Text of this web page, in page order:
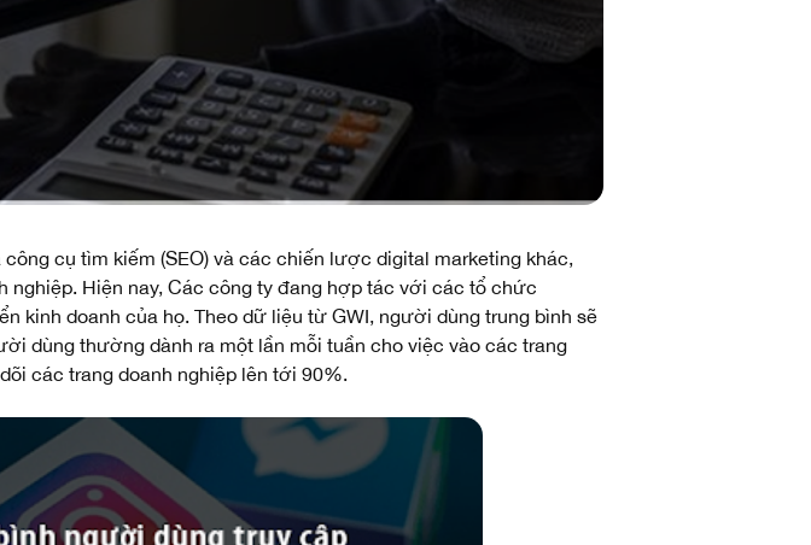
cụ tìm kiếm (SEO) và các chiến lược digital marketing khác,
nghiệp. Hiện nay, Các công ty đang hợp tác với các tổ chức
kinh doanh của họ. Theo dữ liệu từ GWI, người dùng trung bình sẽ
dùng thường dành ra một lần mỗi tuần cho việc vào các trang
các trang doanh nghiệp lên tới 90%.